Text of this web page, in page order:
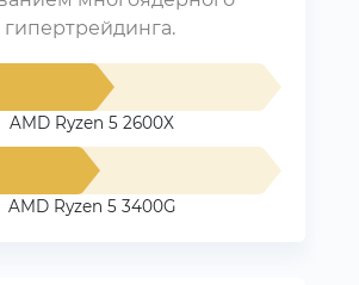
AMD Ryzen 5 2600X
AMD Ryzen 5 3400G